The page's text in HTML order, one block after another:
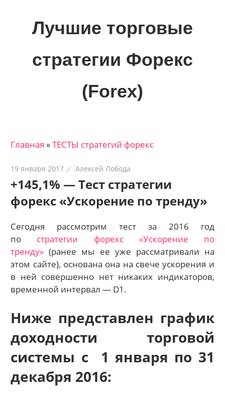
Лучшие торговые
стратегии Форекс
(Forex)
трейдеров
финансовых
рынках:
стратегии,
сигналы,
новости…
Главная »ТЕСТЫ стратегий форекс
19 января 2017 Алексей Лобода
+145,1% — Тест стратегии
форекс «Ускорение по тренду»
Сегодня рассмотрим тест за 2016 год
по стратегии форекс «Ускорение по
тренду» (ранее мы ее уже рассматривали на
этом сайте), основана она на свече ускорения и
в ней совершенно нет никаких индикаторов,
временной интервал — D1.
Ниже представлен график
доходности торговой
системы с 1 января по 31
декабря 2016: